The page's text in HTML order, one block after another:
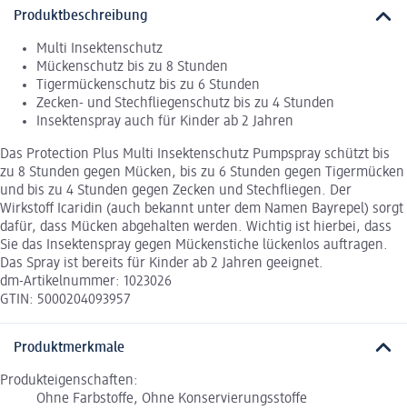
Produktbeschreibung
Multi Insektenschutz
Mückenschutz bis zu 8 Stunden
Tigermückenschutz bis zu 6 Stunden
Zecken- und Stechfliegenschutz bis zu 4 Stunden
Insektenspray auch für Kinder ab 2 Jahren
Das Protection Plus Multi Insektenschutz Pumpspray schützt bis
zu 8 Stunden gegen Mücken, bis zu 6 Stunden gegen Tigermücken
und bis zu 4 Stunden gegen Zecken und Stechfliegen. Der
Wirkstoff Icaridin (auch bekannt unter dem Namen Bayrepel) sorgt
dafür, dass Mücken abgehalten werden. Wichtig ist hierbei, dass
Sie das Insektenspray gegen Mückenstiche lückenlos auftragen.
Das Spray ist bereits für Kinder ab 2 Jahren geeignet.
dm-Artikelnummer: 1023026
GTIN: 5000204093957
Produktmerkmale
Produkteigenschaften:
Ohne Farbstoffe, Ohne Konservierungsstoffe